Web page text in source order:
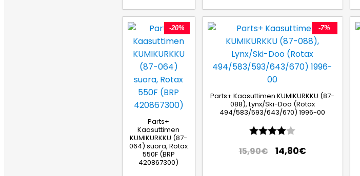
-20%
Parts+
Kaasuttimen
KUMIKURKKU (87-
064) suora, Rotax
550F (BRP
420867300)
-7%
Parts+ Kaasuttimen KUMIKURKKU (87-
088), Lynx/Ski-Doo (Rotax
494/583/593/643/670) 1996-00
Arvio:
15,90€ 14,80€